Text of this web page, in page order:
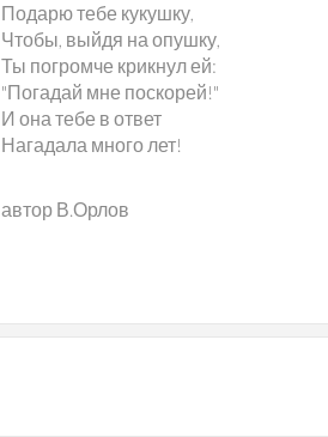
Подарю тебе кукушку,
Чтобы, выйдя на опушку,
Ты погромче крикнул ей:
"Погадай мне поскорей!"
И она тебе в ответ
Нагадала много лет!
автор В.Орлов